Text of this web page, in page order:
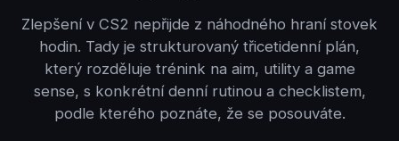
Zlepšení v CS2 nepřijde z náhodného hraní stovek
hodin. Tady je strukturovaný třicetidenní plán,
který rozděluje trénink na aim, utility a game
sense, s konkrétní denní rutinou a checklistem,
podle kterého poznáte, že se posouváte.